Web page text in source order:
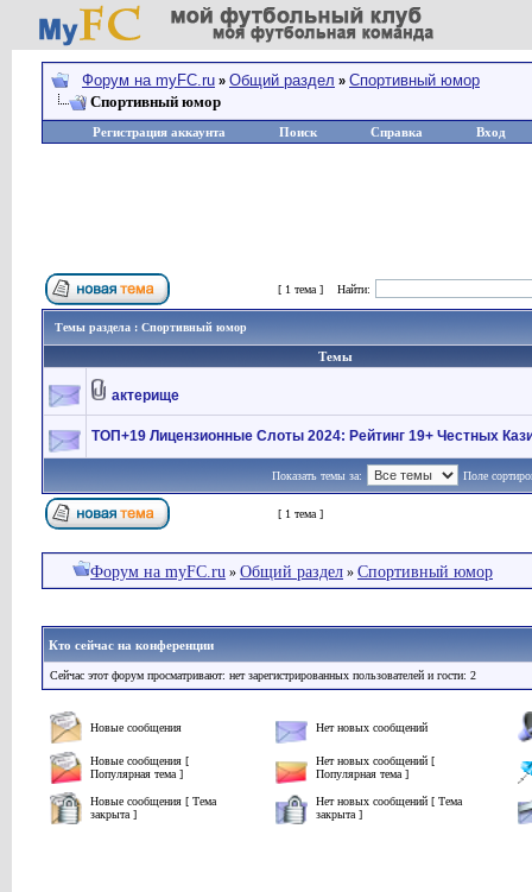
Форум на myFC.ru » Общий раздел » Спортивный юмор
Спортивный юмор
Регистрация аккаунта Поиск Справка Вход
[ 1 тема ] Найти:
Темы раздела : Спортивный юмор
Темы
актерище
ТОП+19 Лицензионные Слоты 2024: Рейтинг 19+ Честных
Показать темы за: Поле
[ 1 тема ]
Форум на myFC.ru » Общий раздел » Спортивный юмор
Кто сейчас на конференции
Сейчас этот форум просматривают: нет зарегистрированных пользователей и гости: 2
Новые сообщения Нет новых сообщений
Новые сообщения [
Популярная тема ]
Нет новых сообщений [
Популярная тема ]
Новые сообщения [ Тема
закрыта ]
Нет новых сообщений [ Тема
закрыта ]